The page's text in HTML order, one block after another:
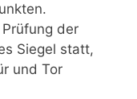
der
Siegel statt,
und Tor